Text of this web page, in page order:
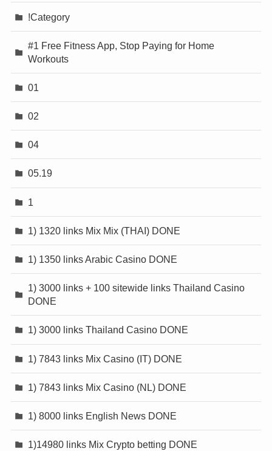
!Category
#1 Free Fitness App, Stop Paying for Home
Workouts
01
02
04
05.19
1
1) 1320 links Mix Mix (THAI) DONE
1) 1350 links Arabic Casino DONE
1) 3000 links + 100 sitewide links Thailand Casino
DONE
1) 3000 links Thailand Casino DONE
1) 7843 links Mix Casino (IT) DONE
1) 7843 links Mix Casino (NL) DONE
1) 8000 links English News DONE
1)14980 links Mix Crypto betting DONE